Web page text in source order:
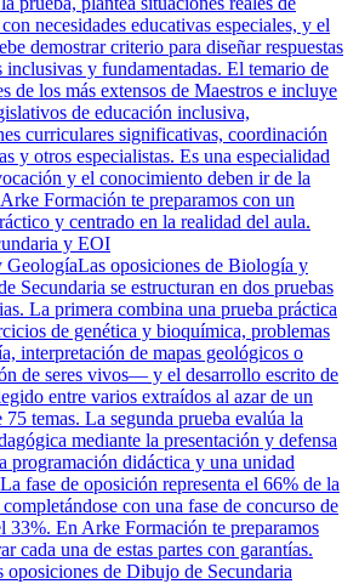
necesidades educativas especiales, y el
demostrar criterio para diseñar respuestas
inclusivas y fundamentadas. El temario de
de los más extensos de Maestros e incluye
de educación inclusiva,
curriculares significativas, coordinación
y otros especialistas. Es una especialidad
y el conocimiento deben ir de la
Formación te preparamos con un
y centrado en la realidad del aula.
y EOI
GeologíaLas oposiciones de Biología y
Secundaria se estructuran en dos pruebas
La primera combina una prueba práctica
de genética y bioquímica, problemas
interpretación de mapas geológicos o
de seres vivos— y el desarrollo escrito de
entre varios extraídos al azar de un
75 temas. La segunda prueba evalúa la
mediante la presentación y defensa
programación didáctica y una unidad
fase de oposición representa el 66% de la
con una fase de concurso de
33%. En Arke Formación te preparamos
cada una de estas partes con garantías.
oposiciones de Dibujo de Secundaria